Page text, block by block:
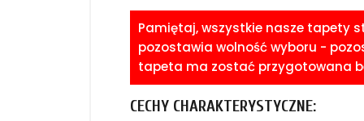
Pamiętaj, wszystkie nasze tapety
pozostawia wolność wyboru -
tapeta ma zostać przygotowana
CECHY CHARAKTERYSTYCZNE: